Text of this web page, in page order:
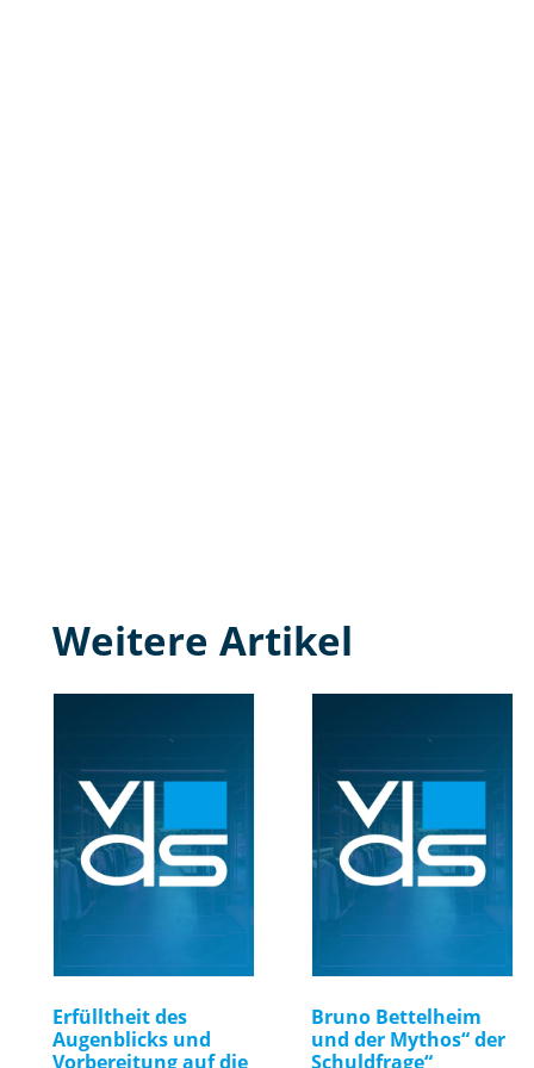
Weitere Artikel
Erfülltheit des
Augenblicks und
Vorbereitung auf die
Bruno Bettelheim
und der Mythos“ der
Schuldfrage“